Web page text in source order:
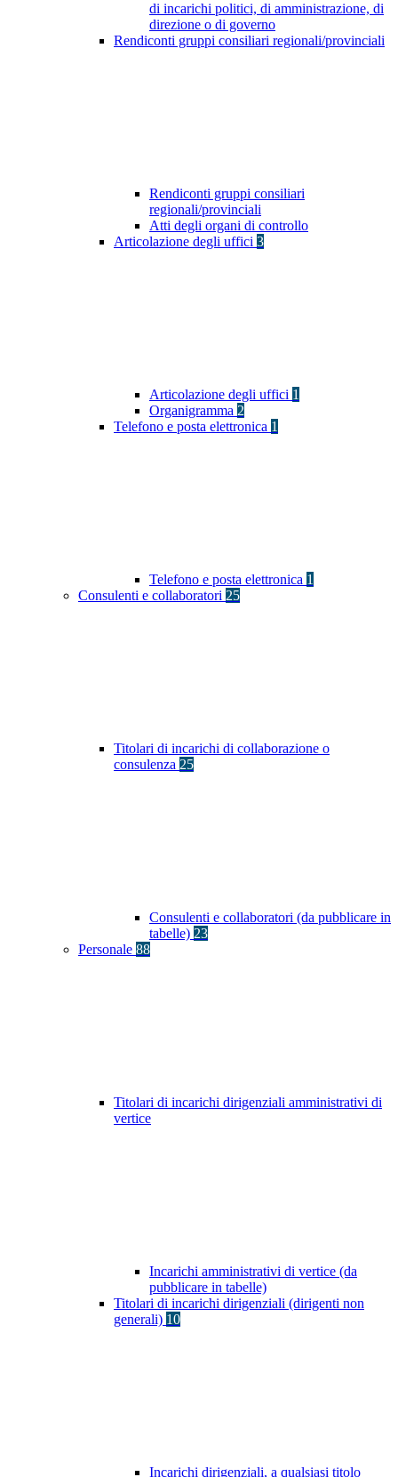
di incarichi politici, di amministrazione, di
direzione o di governo
Rendiconti gruppi consiliari regionali/provinciali
Rendiconti gruppi consiliari
regionali/provinciali
Atti degli organi di controllo
Articolazione degli uffici 3
Articolazione degli uffici 1
Organigramma 2
Telefono e posta elettronica 1
Telefono e posta elettronica 1
Consulenti e collaboratori 25
Titolari di incarichi di collaborazione o
consulenza 25
Consulenti e collaboratori (da pubblicare in
tabelle) 23
Personale 88
Titolari di incarichi dirigenziali amministrativi di
vertice
Incarichi amministrativi di vertice (da
pubblicare in tabelle)
Titolari di incarichi dirigenziali (dirigenti non
generali) 10
Incarichi dirigenziali, a qualsiasi titolo